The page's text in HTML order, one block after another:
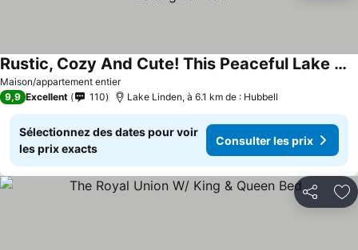
Maison/appartement entier
Rustic, Cozy And Cute! This Peaceful Lake Getaway Is Waiting For You
9,9 Excellent 110 Lake Linden, à 6.1 km de : Hubbell
Sélectionnez des dates pour voir
les prix exacts
Consulter les prix
Partager